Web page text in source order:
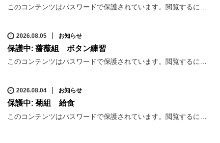
このコンテンツはパスワードで保護されています。閲覧するに…
2026.08.05 お知らせ
保護中: 薔薇組 ボタン練習
このコンテンツはパスワードで保護されています。閲覧するに…
2026.08.04 お知らせ
保護中: 菊組 給食
このコンテンツはパスワードで保護されています。閲覧するに…